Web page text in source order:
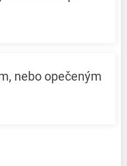
nebo opečeným